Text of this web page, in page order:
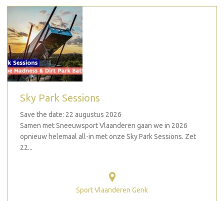
Sky Park Sessions
Save the date: 22 augustus 2026
Samen met Sneeuwsport Vlaanderen gaan we in 2026
opnieuw helemaal all-in met onze Sky Park Sessions. Zet
22...
Sport Vlaanderen Genk